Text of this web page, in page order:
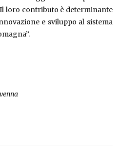
loro contributo è determinante
e sviluppo al sistema